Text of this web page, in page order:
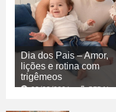
Dia dos Pais – Amor,
lições e rotina com
trigêmeos
08/08/2026 GERAL